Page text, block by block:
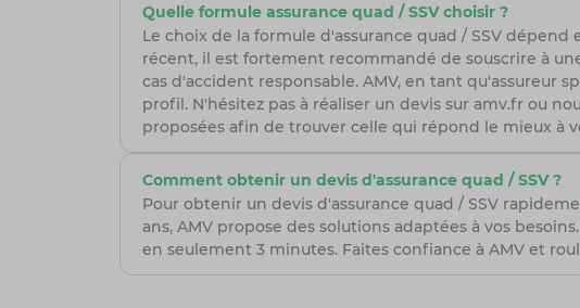
Quelle formule assurance quad / SSV choisir ?
Le choix de la formule d'assurance quad / SSV
récent, il est fortement recommandé de souscrire à
cas d'accident responsable. AMV, en tant qu'assureur
profil. N'hésitez pas à réaliser un devis sur amv.fr ou
proposées afin de trouver celle qui répond le mieux à
Comment obtenir un devis d'assurance quad / SSV ?
Pour obtenir un devis d'assurance quad / SSV
ans, AMV propose des solutions adaptées à vos
en seulement 3 minutes. Faites confiance à AMV et